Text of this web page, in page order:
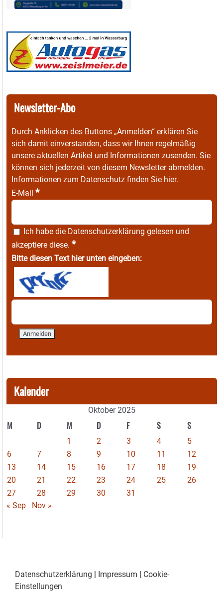
Newsletter-Abo
Durch Anklicken des Buttons „Anmelden“ erklären Sie
sich damit einverstanden, dass wir Ihnen regelmäßig
unsere aktuellen Artikel und Informationen zusenden. Sie
können sich jederzeit von diesem Newsletter abmelden.
Informationen zum Datenschutz finden Sie hier.
E-Mail *
Ich habe die Datenschutzerklärung gelesen und
akzeptiere diese. *
Bitte diesen Text hier unten eingeben:
Kalender
Oktober 2025
M D M D F S S
1 2 3 4
5
6
7 8 9 10 11
12
13
14 15 16 17 18
19
20
21 22 23 24 25
26
27
28 29 30
31
« Sep
Nov »
Datenschutzerklärung Impressum
Cookie-
Einstellungen